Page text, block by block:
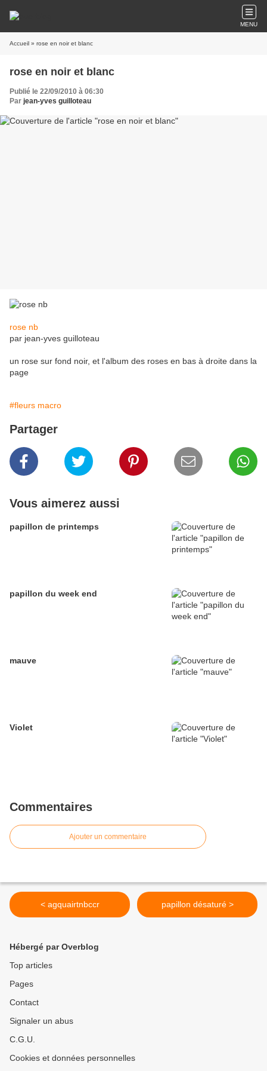
MENU
Accueil » rose en noir et blanc
rose en noir et blanc
Publié le 22/09/2010 à 06:30
Par jean-yves guilloteau
rose nb
par jean-yves guilloteau
un rose sur fond noir, et l'album des roses en bas à droite dans la
page
#fleurs macro
Partager
Vous aimerez aussi
papillon de printemps
papillon du week end
mauve
Violet
Commentaires
Ajouter un commentaire
< agquairtnbccr papillon désaturé >
Hébergé par Overblog
Top articles
Pages
Contact
Signaler un abus
C.G.U.
Cookies et données personnelles